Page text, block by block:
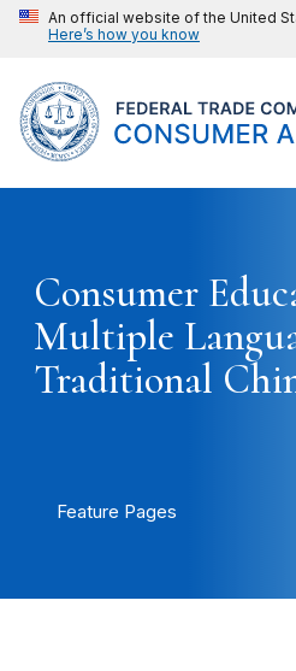
An official website of the United
Here’s how you know
Consumer
Multiple
Traditional
Feature Pages